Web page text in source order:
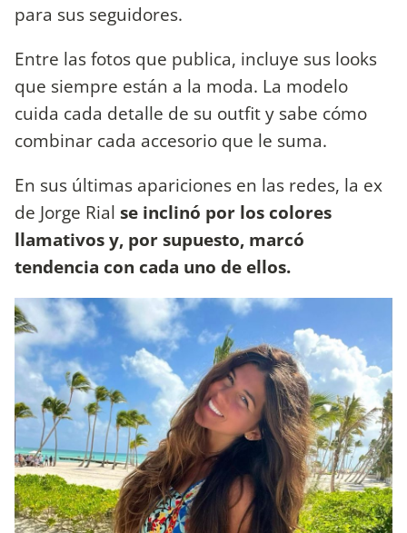
para sus seguidores.
Entre las fotos que publica, incluye sus looks
que siempre están a la moda. La modelo
cuida cada detalle de su outfit y sabe cómo
combinar cada accesorio que le suma.
En sus últimas apariciones en las redes, la ex
de Jorge Rial se inclinó por los colores
llamativos y, por supuesto, marcó
tendencia con cada uno de ellos.